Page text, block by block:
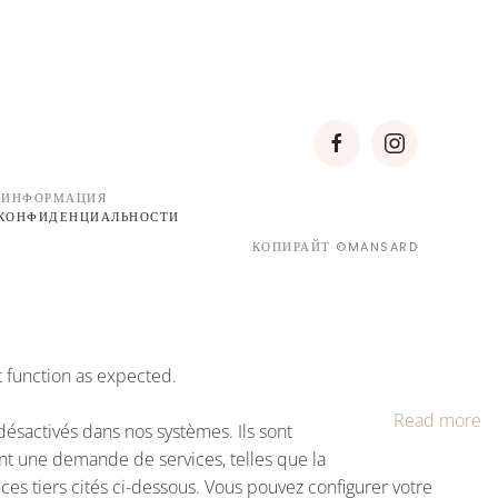
ИНФОРМАЦИЯ
КОПИРАЙТ ©MANSARD
function as expected.
Read more
dans nos systèmes. Ils sont
une demande de services, telles que la
tiers cités ci-dessous. Vous pouvez configurer votre